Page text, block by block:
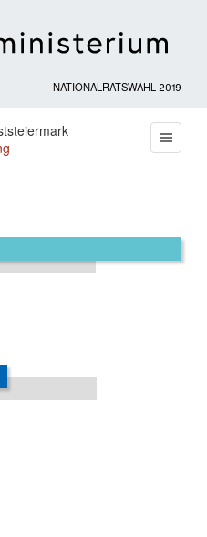
NATIONALRATSWAHL 2019